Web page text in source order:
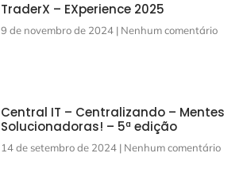
TraderX – EXperience 2025
9 de novembro de 2024 Nenhum comentário
Central IT – Centralizando – Mentes
Solucionadoras! – 5ª edição
14 de setembro de 2024 Nenhum comentário